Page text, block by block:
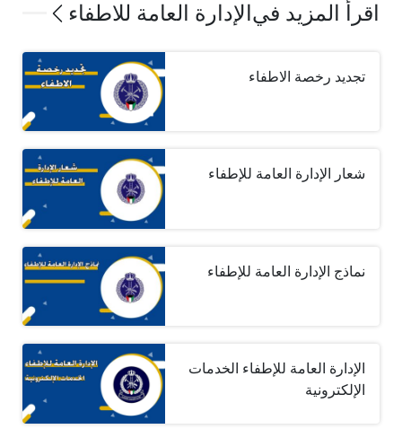
اقرأ المزيد في الإدارة العامة للاطفاء
تجديد رخصة الاطفاء
شعار الإدارة العامة للإطفاء
نماذج الإدارة العامة للإطفاء
الإدارة العامة للإطفاء الخدمات
الإلكترونية